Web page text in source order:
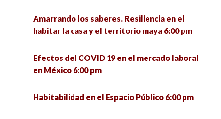
Amarrando los saberes. Resiliencia en el
habitar la casa y el territorio maya 6:00 pm
Efectos del COVID 19 en el mercado laboral
en México 6:00 pm
Habitabilidad en el Espacio Público 6:00 pm